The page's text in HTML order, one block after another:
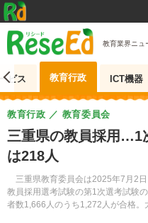
教育業界ニュ
ビス 教育行政 ICT機器
三重県の教員採用…1
は218人
三重県教育委員会は2025年7月2
教員採用選考試験の第1次選考試験
者数1,666人のうち1,272人が合格。
教育行政 教育委員会